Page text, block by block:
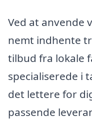
Ved at anvende
nemt indhente
tilbud fra lokale
specialiserede i
det lettere for
passende